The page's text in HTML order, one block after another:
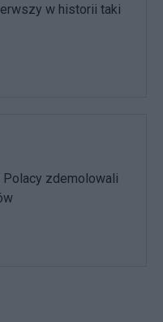
w historii taki
zdemolowali